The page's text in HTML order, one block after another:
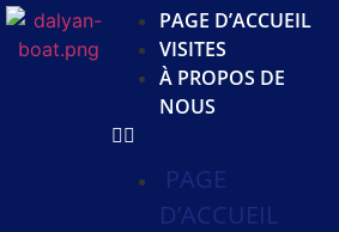
PAGE D’ACCUEIL
VISITES
À PROPOS DE
NOUS
PAGE
D’ACCUEIL